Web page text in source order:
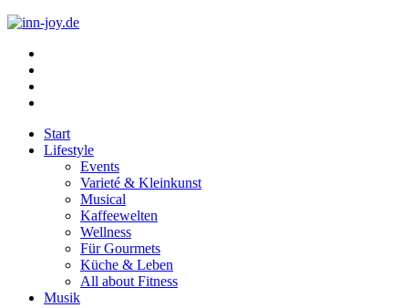
Start
Lifestyle
Events
Varieté & Kleinkunst
Musical
Kaffeewelten
Wellness
Für Gourmets
Küche & Leben
All about Fitness
Musik